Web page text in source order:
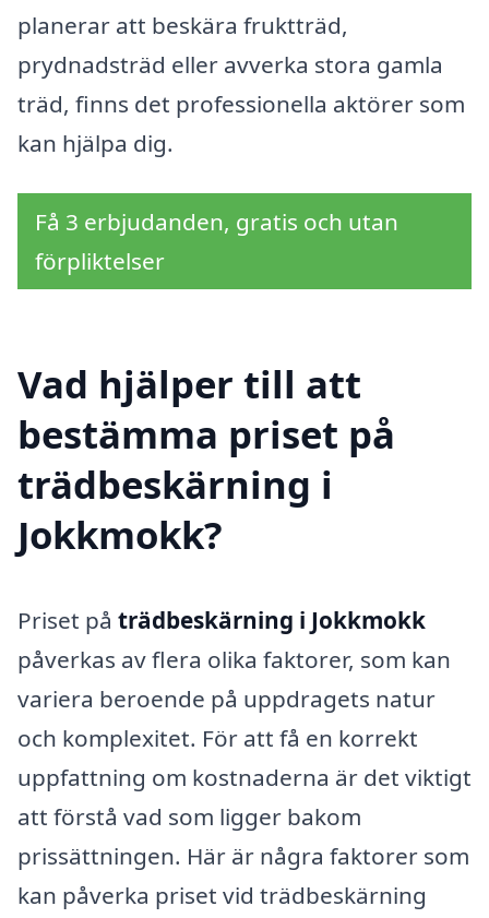
planerar att beskära fruktträd,
prydnadsträd eller avverka stora gamla
träd, finns det professionella aktörer som
kan hjälpa dig.
Få 3 erbjudanden, gratis och utan
förpliktelser
Vad hjälper till att
bestämma priset på
trädbeskärning i
Jokkmokk?
Priset på trädbeskärning i Jokkmokk
påverkas av flera olika faktorer, som kan
variera beroende på uppdragets natur
och komplexitet. För att få en korrekt
uppfattning om kostnaderna är det viktigt
att förstå vad som ligger bakom
prissättningen. Här är några faktorer som
kan påverka priset vid trädbeskärning